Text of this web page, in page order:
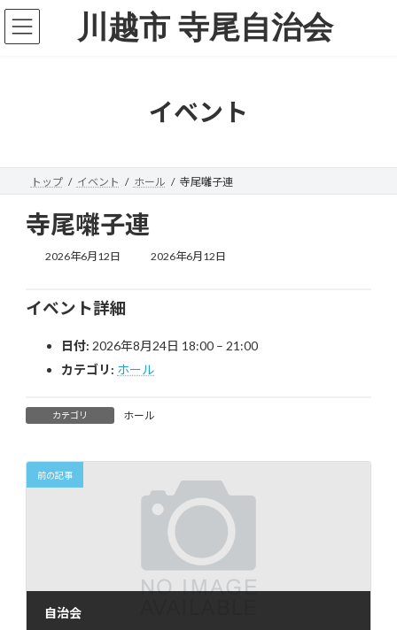
コ
テ
プ
ナ
ゲ
動
川越市 寺尾自治会
イベント
トップ イベント ホール 寺尾囃子連
寺尾囃子連
2026年6月12日
最
:
2026年6月12日
イベント詳細
日付: 2026年8月24日 18:00 – 21:00
カテゴリ: ホール
カテゴリ ホール
前の記事
自治会